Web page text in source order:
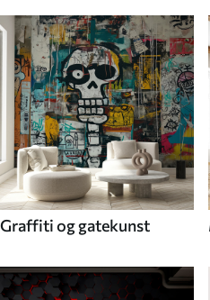
Graffiti og gatekunst